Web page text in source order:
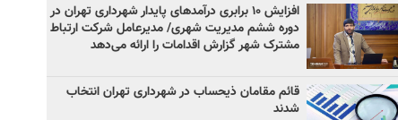
افزایش ۱۰ برابری درآمدهای پایدار شهرداری تهران در
دوره ششم مدیریت شهری/ مدیرعامل شرکت ارتباط
مشترک شهر گزارش اقدامات را ارائه می‌دهد
قائم مقامان ذیحساب در شهرداری تهران انتخاب
شدند